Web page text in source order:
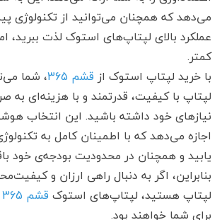
می‌دهد که همچنان می‌توانید از تکنولوژی
عملکرد بالای لپتاپ‌های استوک لذت ببرید،
کمتر.
با خرید لپتاپ استوک از قشم 365
، شما
لپتاپ با کیفیت، قدرتمند و با هزینه‌ای به
نیازهای خود داشته باشید. این انتخاب
اجازه می‌دهد که با اطمینان کامل به
یابید و همچنان در محدودیت بودجه‌ی خود
بنابراین، اگر به دنبال راهی ارزان و
لپتاپ هستید، لپتاپ‌های استوک قشم 365
برای شما خواهند بود.